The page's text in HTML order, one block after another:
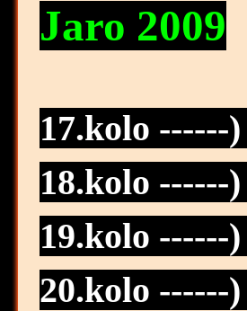
Jaro 2009
17.kolo ------)
18.kolo ------
19.kolo
20.kolo